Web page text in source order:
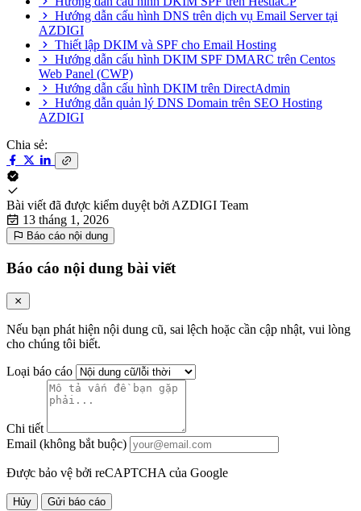
Hướng dẫn cấu hình DNS trên dịch vụ Email Server tại
AZDIGI
Thiết lập DKIM và SPF cho Email Hosting
Hướng dẫn cấu hình DKIM SPF DMARC trên Centos
Web Panel (CWP)
Hướng dẫn cấu hình DKIM trên DirectAdmin
Hướng dẫn quản lý DNS Domain trên SEO Hosting
AZDIGI
Chia sẻ:
Bài viết đã được kiểm duyệt bởi AZDIGI Team
13 tháng 1, 2026
Báo cáo nội dung
Báo cáo nội dung bài viết
Nếu bạn phát hiện nội dung cũ, sai lệch hoặc cần cập nhật, vui lòng
cho chúng tôi biết.
Loại báo cáo
Chi tiết
Email (không bắt buộc)
Được bảo vệ bởi reCAPTCHA của Google
Hủy Gửi báo cáo